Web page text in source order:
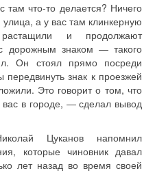
там что-то делается? Ничего
а у вас там клинкерную
и продолжают
дорожным знаком — такого
Он стоял прямо посреди
передвинуть знак к проезжей
Это говорит о том, что
вас в городе, — сделал вывод
Цуканов напомнил
которые чиновник давал
лет назад во время своей